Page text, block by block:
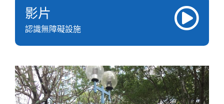
影片
認識無障礙設施